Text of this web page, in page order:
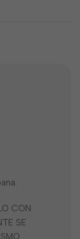
CON
SE